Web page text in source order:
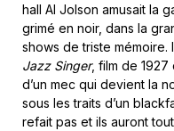
hall Al Jolson amusait la
grimé en noir, dans la
shows de triste mémoire.
Jazz Singer, film de
d’un mec qui devient la
sous les traits d’un
refait pas et ils auront